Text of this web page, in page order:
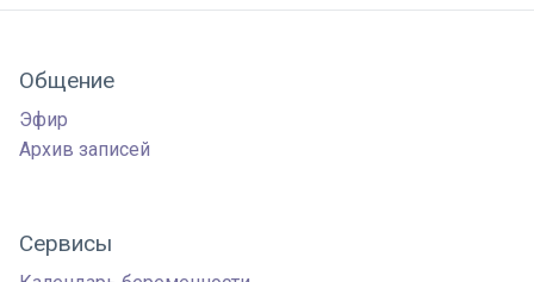
Общение
Эфир
Архив записей
Сервисы